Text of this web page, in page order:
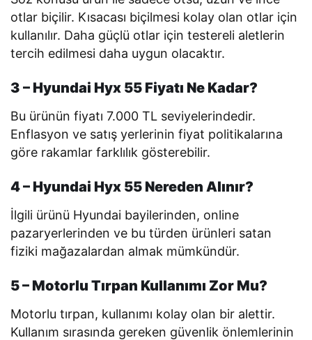
otlar biçilir. Kısacası biçilmesi kolay olan otlar için
kullanılır. Daha güçlü otlar için testereli aletlerin
tercih edilmesi daha uygun olacaktır.
3 – Hyundai Hyx 55 Fiyatı Ne Kadar?
Bu ürünün fiyatı 7.000 TL seviyelerindedir.
Enflasyon ve satış yerlerinin fiyat politikalarına
göre rakamlar farklılık gösterebilir.
4 – Hyundai Hyx 55 Nereden Alınır?
İlgili ürünü Hyundai bayilerinden, online
pazaryerlerinden ve bu türden ürünleri satan
fiziki mağazalardan almak mümkündür.
5 – Motorlu Tırpan Kullanımı Zor Mu?
Motorlu tırpan, kullanımı kolay olan bir alettir.
Kullanım sırasında gereken güvenlik önlemlerinin